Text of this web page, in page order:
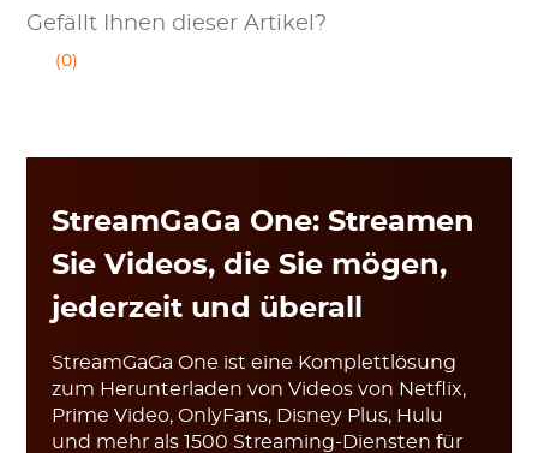
Gefällt Ihnen dieser Artikel?
(0)
StreamGaGa One: Streamen
Sie Videos, die Sie mögen,
jederzeit und überall
StreamGaGa One ist eine Komplettlösung
zum Herunterladen von Videos von Netflix,
Prime Video, OnlyFans, Disney Plus, Hulu
und mehr als 1500 Streaming-Diensten für